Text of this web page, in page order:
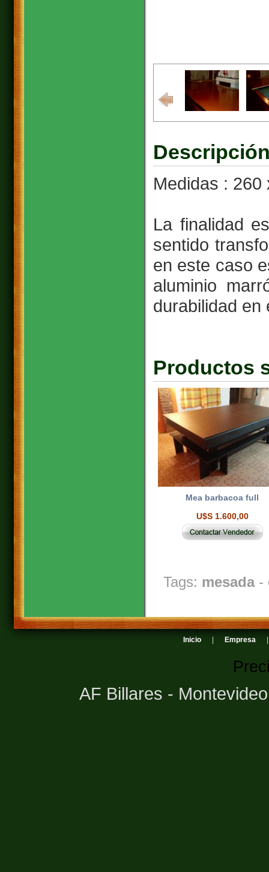
Medidas : 260
La finalidad
sentido
en este caso
aluminio
durabilidad en
Productos
Mea barbacoa full
U$S 1.600,00
Tags: mesada-
Inicio Empresa
AF Billares -